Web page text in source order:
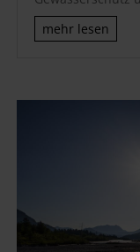
mehr lesen